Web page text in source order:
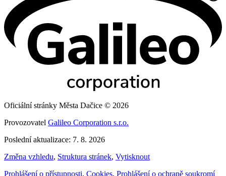
Oficiální stránky Města Dačice © 2026
Provozovatel Galileo Corporation s.r.o.
Poslední aktualizace: 7. 8. 2026
Změna vzhledu, Struktura stránek, Vytisknout
Prohlášení o přístupnosti, Cookies, Prohlášení o ochraně soukromí